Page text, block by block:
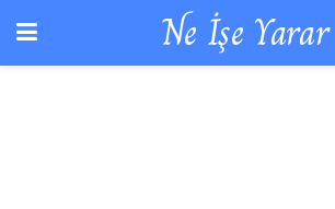
Ne İşe Yarar